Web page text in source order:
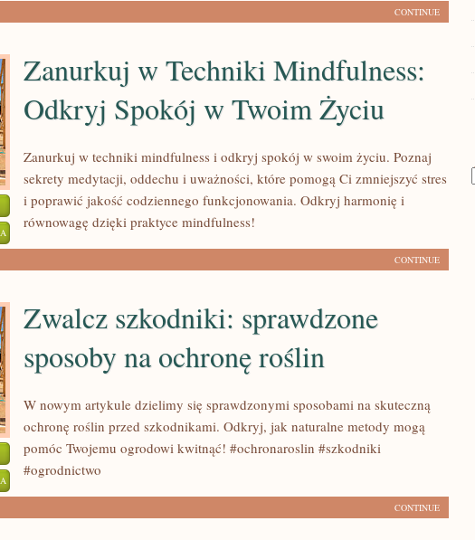
NA
KRÓTKIE
CONTINUE
MINDFULNESS:
ODKRYJ
ŻYCIU
Zanurkuj w Techniki Mindfulness:
Odkryj Spokój w Twoim Życiu
Zanurkuj w techniki mindfulness i odkryj spokój w swoim życiu. Poznaj
sekrety medytacji, oddechu i uważności, które pomogą Ci zmniejszyć stres
i poprawić jakość codziennego funkcjonowania. Odkryj harmonię i
równowagę dzięki praktyce mindfulness!
CONTINUE
ZWALCZ
Zwalcz szkodniki: sprawdzone
sposoby na ochronę roślin
W nowym artykule dzielimy się sprawdzonymi sposobami na skuteczną
ochronę roślin przed szkodnikami. Odkryj, jak naturalne metody mogą
pomóc Twojemu ogrodowi kwitnąć! #ochronaroslin #szkodniki
#ogrodnictwo
CONTINUE